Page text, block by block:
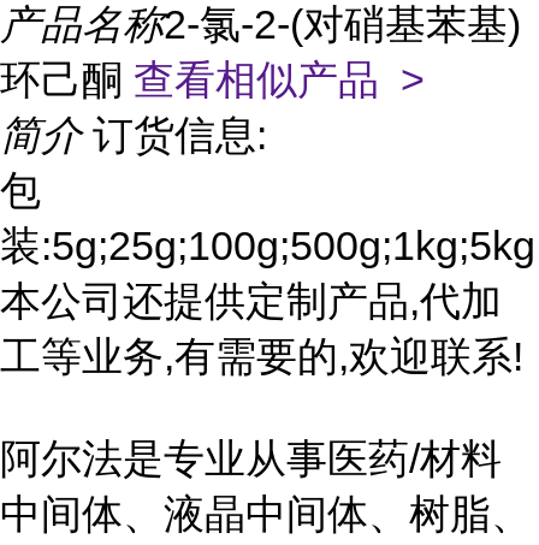
产品名称2-氯-2-(对硝基苯基)
环己酮 查看相似产品 >
简介 订货信息:
包
装:5g;25g;100g;500g;1kg;5kg
本公司还提供定制产品,代加
工等业务,有需要的,欢迎联系!
阿尔法是专业从事医药/材料
中间体、液晶中间体、树脂、